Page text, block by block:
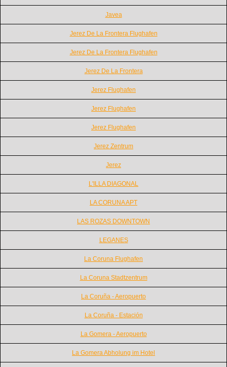
Javea
Jerez De La Frontera Flughafen
Jerez De La Frontera Flughafen
Jerez De La Frontera
Jerez Flughafen
Jerez Flughafen
Jerez Flughafen
Jerez Zentrum
Jerez
L'ILLA DIAGONAL
LA CORUNA APT
LAS ROZAS DOWNTOWN
LEGANES
La Coruna Flughafen
La Coruna Stadtzentrum
La Coruña - Aeropuerto
La Coruña - Estación
La Gomera - Aeropuerto
La Gomera Abholung im Hotel